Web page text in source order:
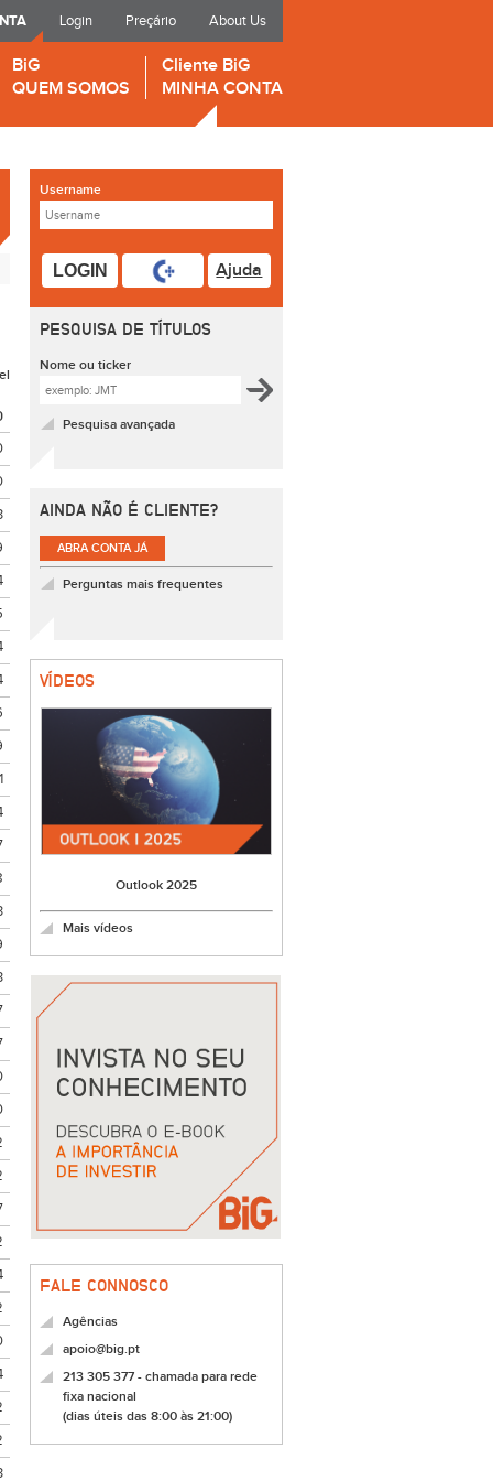
Login Preçário About Us
BiG
QUEM SOMOS
Cliente BiG
MINHA CONTA
Username
LOGIN Ajuda
PESQUISA DE TÍTULOS
Nome ou ticker
Pesquisa avançada
AINDA NÃO É CLIENTE?
ABRA CONTA JÁ
Perguntas mais frequentes
VÍDEOS
Outlook 2025
Mais vídeos
FALE CONNOSCO
Agências
apoio@big.pt
213 305 377 - chamada para rede
fixa nacional
(dias úteis das 8:00 às 21:00)